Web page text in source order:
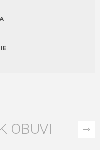
OBUVI